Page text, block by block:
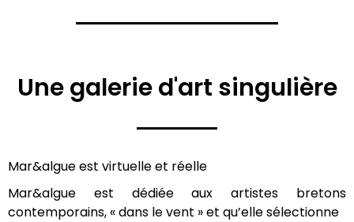
Une galerie d'art singulière
Mar&algue est virtuelle et réelle
Mar&algue est dédiée aux artistes bretons
contemporains, « dans le vent » et qu’elle sélectionne